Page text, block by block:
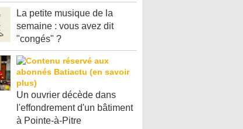
La petite musique de la
semaine : vous avez dit
"congés" ?
Un ouvrier décède dans
l'effondrement d'un bâtiment
à Pointe-à-Pitre